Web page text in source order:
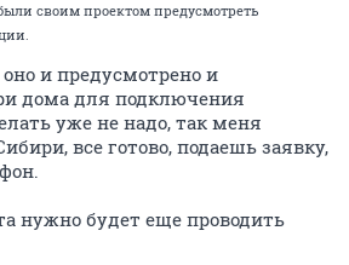
своим проектом предусмотреть
и предусмотрено и
дома для подключения
уже не надо, так меня
все готово, подаешь заявку,
нужно будет еще проводить